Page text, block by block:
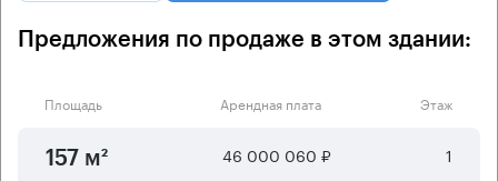
Предложения по продаже в этом здании:
Площадь Арендная плата Этаж
157 м² 46 000 060 ₽ 1